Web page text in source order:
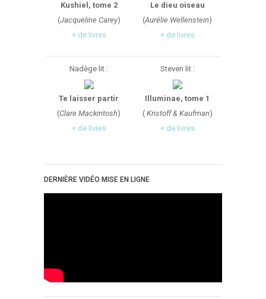
Kushiel, tome 2
(Jacqueline Carey)
+ de livres
Le dieu oiseau
(Aurélie Wellenstein)
+ de livres
Nadège lit :
Te laisser partir
(Clare Mackintosh)
+ de livres
Steven lit :
Illuminae, tome 1
(Kristoff & Kaufman)
+ de livres
DERNIÈRE VIDÉO MISE EN LIGNE